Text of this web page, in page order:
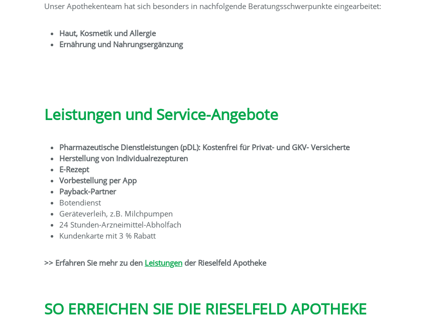
Unser Apothekenteam hat sich besonders in nachfolgende Beratungsschwerpunkte eingearbeitet:
Haut, Kosmetik und Allergie
Ernährung und Nahrungsergänzung
Leistungen und Service-Angebote
Pharmazeutische Dienstleistungen (pDL): Kostenfrei für Privat- und GKV- Versicherte
Herstellung von Individualrezepturen
E-Rezept
Vorbestellung per App
Payback-Partner
Botendienst
Geräteverleih, z.B. Milchpumpen
24 Stunden-Arzneimittel-Abholfach
Kundenkarte mit 3 % Rabatt
>> Erfahren Sie mehr zu den Leistungen der Rieselfeld Apotheke
SO ERREICHEN SIE DIE RIESELFELD APOTHEKE